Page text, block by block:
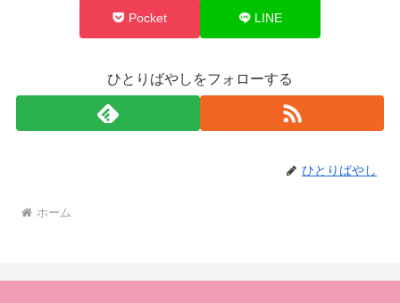
Pocket LINE
ひとりばやしをフォローする
ひとりばやし
ホーム